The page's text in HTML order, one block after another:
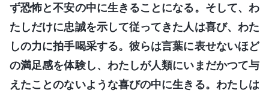
ず恐怖と不安の中に生きることになる。そして、わ
たしだけに忠誠を示して従ってきた人は喜び、わた
しの力に拍手喝采する。彼らは言葉に表せないほど
の満足感を体験し、わたしが人類にいまだかつて与
えたことのないような喜びの中に生きる。わたしは